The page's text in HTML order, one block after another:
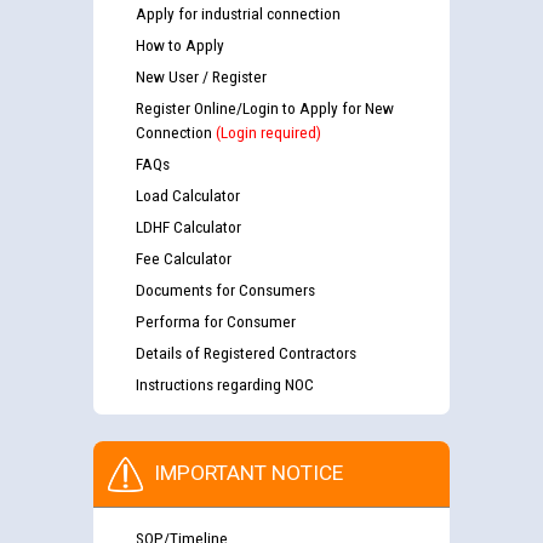
Apply for industrial connection
How to Apply
New User / Register
Register Online/Login to Apply for New
Connection (Login required)
FAQs
Load Calculator
LDHF Calculator
Fee Calculator
Documents for Consumers
Performa for Consumer
Details of Registered Contractors
Instructions regarding NOC
IMPORTANT NOTICE
SOP/Timeline